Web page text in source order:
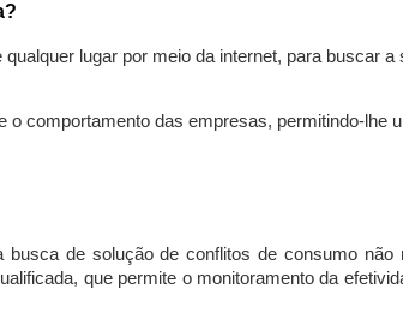
lugar por meio da internet, para buscar
comportamento das empresas, permitindo-lhe
de solução de conflitos de consumo
que permite o monitoramento da